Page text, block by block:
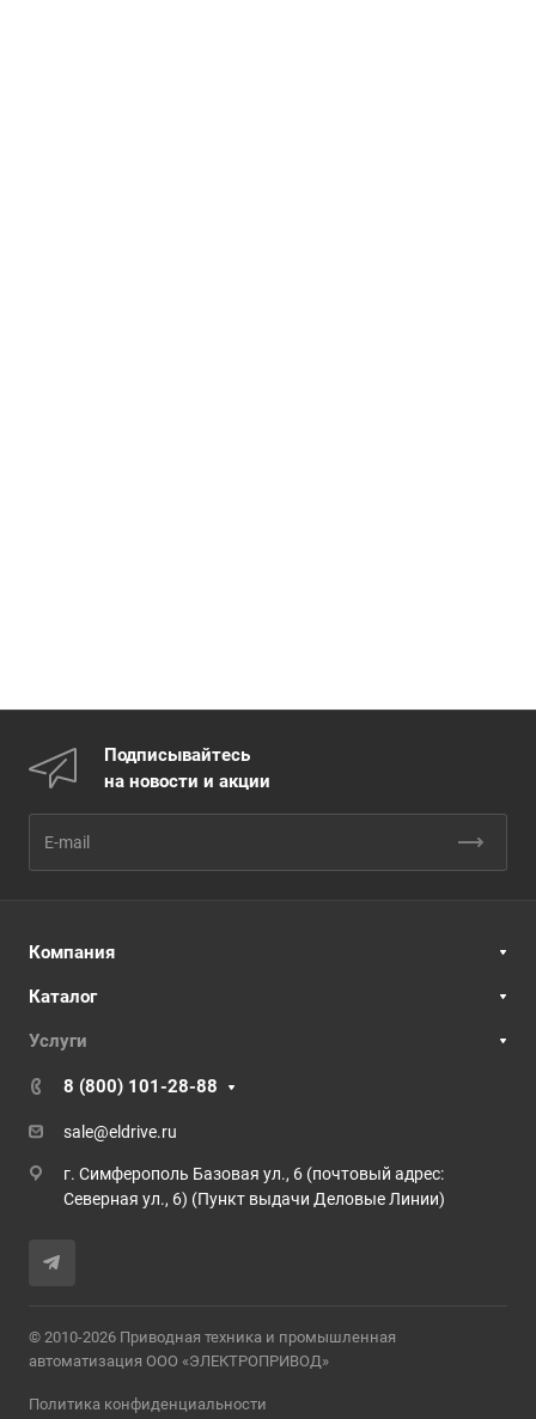
Подписывайтесь
на новости и акции
Компания
Каталог
Услуги
8 (800) 101-28-88
sale@eldrive.ru
г. Симферополь Базовая ул., 6 (почтовый адрес:
Северная ул., 6) (Пункт выдачи Деловые Линии)
© 2010-2026 Приводная техника и промышленная
автоматизация ООО «ЭЛЕКТРОПРИВОД»
Политика конфиденциальности